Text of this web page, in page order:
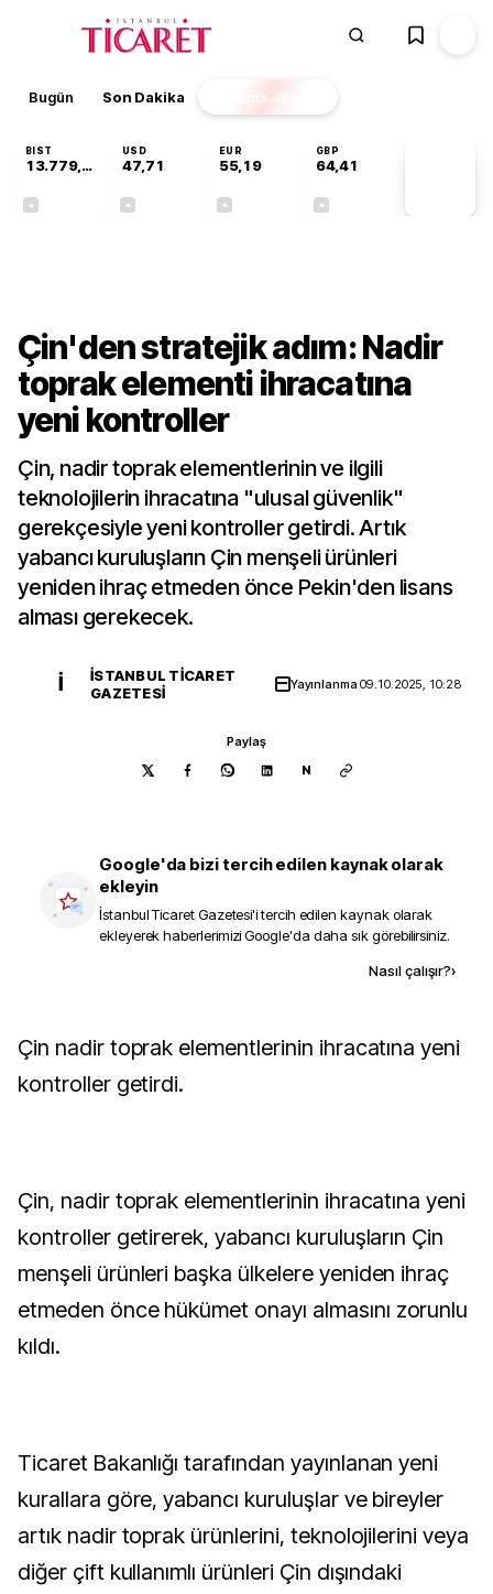
Bugün Son Dakika Finans EKSTRA
BIST
13.779,39
USD
47,71
EUR
55,19
GBP
64,41
Çin'den stratejik adım: Nadir
toprak elementi ihracatına
yeni kontroller
Çin, nadir toprak elementlerinin ve ilgili
teknolojilerin ihracatına "ulusal güvenlik"
gerekçesiyle yeni kontroller getirdi. Artık
yabancı kuruluşların Çin menşeli ürünleri
yeniden ihraç etmeden önce Pekin'den lisans
alması gerekecek.
İ
İSTANBUL TICARET
GAZETESI
Yayınlanma09.10.2025, 10:28
Paylaş
N
Google'da bizi tercih edilen kaynak olarak
ekleyin
İstanbul Ticaret Gazetesi'i tercih edilen kaynak olarak
ekleyerek haberlerimizi Google'da daha sık görebilirsiniz.
Nasıl çalışır?›
Çin nadir toprak elementlerinin ihracatına yeni
kontroller getirdi.
Çin, nadir toprak elementlerinin ihracatına yeni
kontroller getirerek, yabancı kuruluşların Çin
menşeli ürünleri başka ülkelere yeniden ihraç
etmeden önce hükümet onayı almasını zorunlu
kıldı.
Ticaret Bakanlığı tarafından yayınlanan yeni
kurallara göre, yabancı kuruluşlar ve bireyler
artık nadir toprak ürünlerini, teknolojilerini veya
diğer çift kullanımlı ürünleri Çin dışındaki